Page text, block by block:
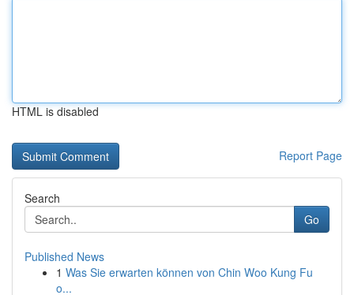
HTML is disabled
Report Page
Search
Go
Published News
1 Was Sie erwarten können von Chin Woo Kung Fu
o...